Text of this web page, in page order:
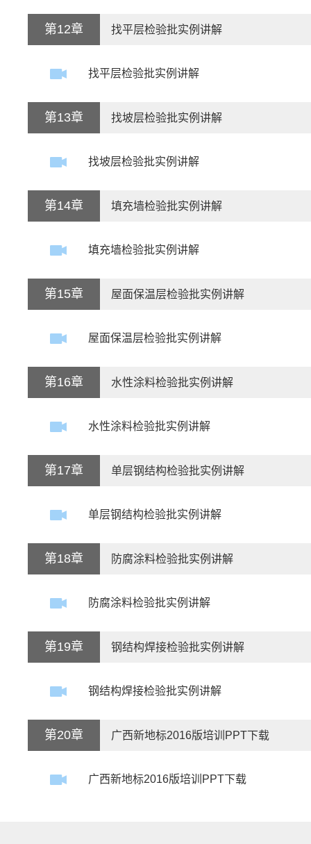
第12章 找平层检验批实例讲解
找平层检验批实例讲解
第13章 找坡层检验批实例讲解
找坡层检验批实例讲解
第14章 填充墙检验批实例讲解
填充墙检验批实例讲解
第15章 屋面保温层检验批实例讲解
屋面保温层检验批实例讲解
第16章 水性涂料检验批实例讲解
水性涂料检验批实例讲解
第17章 单层钢结构检验批实例讲解
单层钢结构检验批实例讲解
第18章 防腐涂料检验批实例讲解
防腐涂料检验批实例讲解
第19章 钢结构焊接检验批实例讲解
钢结构焊接检验批实例讲解
第20章 广西新地标2016版培训PPT下载
广西新地标2016版培训PPT下载